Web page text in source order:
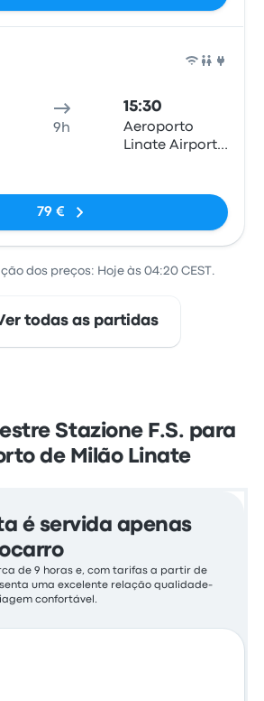
9h
15:30
Aeroporto
Linate Airport
79 €
dos preços: Hoje às 04:20 CEST.
todas as partidas
Stazione F.S. para
de Milão Linate
é servida apenas
de 9 horas e, com tarifas a partir de
uma excelente relação qualidade-
confortável.